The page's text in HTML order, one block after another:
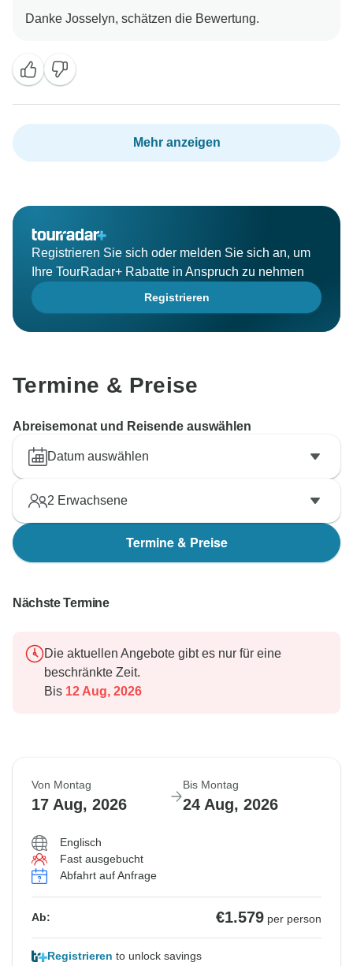
Mehr anzeigen
Registrieren Sie sich oder melden Sie sich an, um
Ihre TourRadar+ Rabatte in Anspruch zu nehmen
Registrieren
Termine & Preise
Abreisemonat und Reisende auswählen
Datum auswählen
2 Erwachsene
Termine & Preise
Nächste Termine
Die aktuellen Angebote gibt es nur für eine
beschränkte Zeit.
Bis 12 Aug, 2026
Von Montag
17 Aug, 2026
Bis Montag
24 Aug, 2026
Englisch
Fast ausgebucht
Abfahrt auf Anfrage
Ab: €1.579 per person
Registrieren to unlock savings